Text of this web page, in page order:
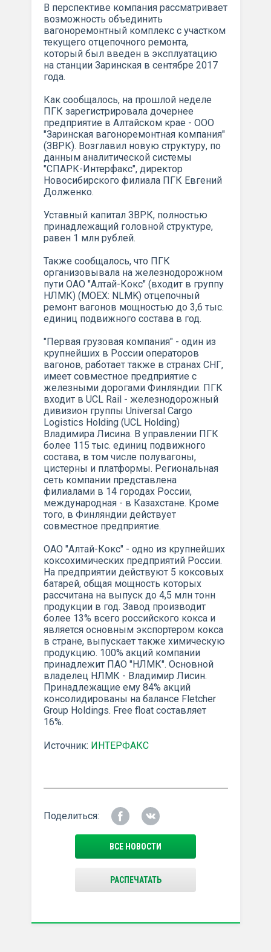
В перспективе компания рассматривает
возможность объединить
вагоноремонтный комплекс с участком
текущего отцепочного ремонта,
который был введен в эксплуатацию
на станции Заринская в сентябре 2017
года.
Как сообщалось, на прошлой неделе
ПГК зарегистрировала дочернее
предприятие в Алтайском крае - ООО
"Заринская вагоноремонтная компания"
(ЗВРК). Возглавил новую структуру, по
данным аналитической системы
"СПАРК-Интерфакс", директор
Новосибирского филиала ПГК Евгений
Долженко.
Уставный капитал ЗВРК, полностью
принадлежащий головной структуре,
равен 1 млн рублей.
Также сообщалось, что ПГК
организовывала на железнодорожном
пути ОАО "Алтай-Кокс" (входит в группу
НЛМК) (MOEX: NLMK) отцепочный
ремонт вагонов мощностью до 3,6 тыс.
единиц подвижного состава в год.
"Первая грузовая компания" - один из
крупнейших в России операторов
вагонов, работает также в странах СНГ,
имеет совместное предприятие с
железными дорогами Финляндии. ПГК
входит в UCL Rail - железнодорожный
дивизион группы Universal Cargo
Logistics Holding (UCL Holding)
Владимира Лисина. В управлении ПГК
более 115 тыс. единиц подвижного
состава, в том числе полувагоны,
цистерны и платформы. Региональная
сеть компании представлена
филиалами в 14 городах России,
международная - в Казахстане. Кроме
того, в Финляндии действует
совместное предприятие.
ОАО "Алтай-Кокс" - одно из крупнейших
коксохимических предприятий России.
На предприятии действуют 5 коксовых
батарей, общая мощность которых
рассчитана на выпуск до 4,5 млн тонн
продукции в год. Завод производит
более 13% всего российского кокса и
является основным экспортером кокса
в стране, выпускает также химическую
продукцию. 100% акций компании
принадлежит ПАО "НЛМК". Основной
владелец НЛМК - Владимир Лисин.
Принадлежащие ему 84% акций
консолидированы на балансе Fletcher
Group Holdings. Free float составляет
16%.
Источник: ИНТЕРФАКС
Поделиться:
ВСЕ НОВОСТИ
РАСПЕЧАТАТЬ